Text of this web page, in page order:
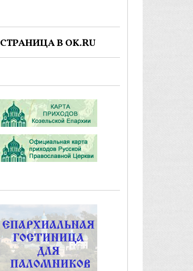
СТРАНИЦА В OK.RU